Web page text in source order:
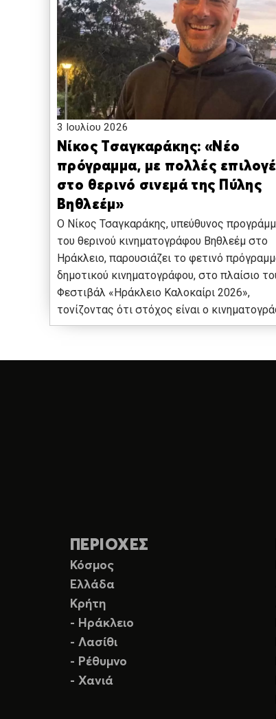
3 Ιουλίου 2026
Νίκος Τσαγκαράκης: «Νέο
πρόγραμμα, με πολλές
στο θερινό σινεμά της Πύλης
Βηθλεέμ»
Ο Νίκος Τσαγκαράκης, υπεύθυνος
του θερινού κινηματογράφου Βηθλεέμ στο
Ηράκλειο, παρουσιάζει το φετινό
δημοτικού κινηματογράφου, στο πλαίσιο
Φεστιβάλ «Ηράκλειο Καλοκαίρι 2026»,
τονίζοντας ότι στόχος είναι ο
ΠΕΡΙΟΧΕΣ
Κόσμος
Ελλάδα
Κρήτη
- Ηράκλειο
- Λασίθι
- Ρέθυμνο
- Χανιά